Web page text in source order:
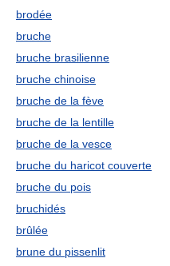
brodée
bruche
bruche brasilienne
bruche chinoise
bruche de la fève
bruche de la lentille
bruche de la vesce
bruche du haricot couverte
bruche du pois
bruchidés
brûlée
brune du pissenlit